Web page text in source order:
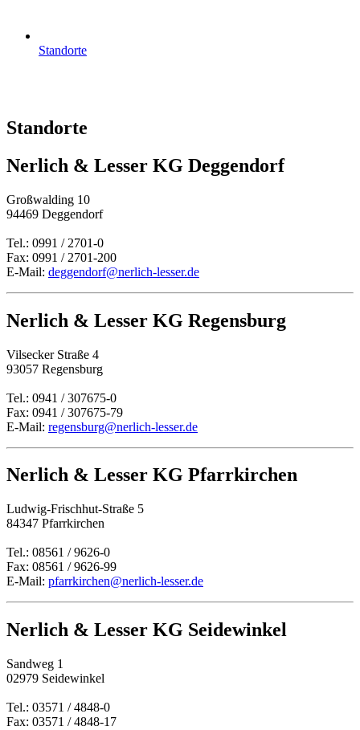
Standorte
Standorte
Nerlich & Lesser KG Deggendorf
Großwalding 10
94469 Deggendorf
Tel.: 0991 / 2701-0
Fax: 0991 / 2701-200
E-Mail: deggendorf@nerlich-lesser.de
Nerlich & Lesser KG Regensburg
Vilsecker Straße 4
93057 Regensburg
Tel.: 0941 / 307675-0
Fax: 0941 / 307675-79
E-Mail: regensburg@nerlich-lesser.de
Nerlich & Lesser KG Pfarrkirchen
Ludwig-Frischhut-Straße 5
84347 Pfarrkirchen
Tel.: 08561 / 9626-0
Fax: 08561 / 9626-99
E-Mail: pfarrkirchen@nerlich-lesser.de
Nerlich & Lesser KG Seidewinkel
Sandweg 1
02979 Seidewinkel
Tel.: 03571 / 4848-0
Fax: 03571 / 4848-17